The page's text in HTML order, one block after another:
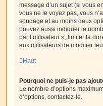
message d’un sujet (si vous
vous ne le voyez pas, vous
sondage et au moins deux
pouvez aussi indiquer le
par l’utilisateur », limiter la
aux utilisateurs de modifier
Haut
Pourquoi ne puis-je pas
Le nombre d’options
d’options, contactez-le.